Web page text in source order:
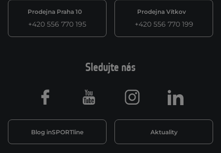
Prodejna Praha 10
+420 556 770 195
Prodejna Vítkov
+420 556 770 199
Sledujte nás
Blog inSPORTline Aktuality
Facebook Youtube Instagram LinkedIn